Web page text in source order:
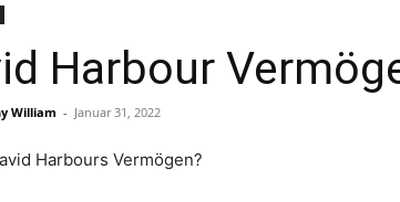
Harbour
William - Januar 31, 2022
Harbours Vermögen?